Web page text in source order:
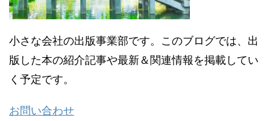
小さな会社の出版事業部です。このブログでは、出
版した本の紹介記事や最新＆関連情報を掲載してい
く予定です。
お問い合わせ